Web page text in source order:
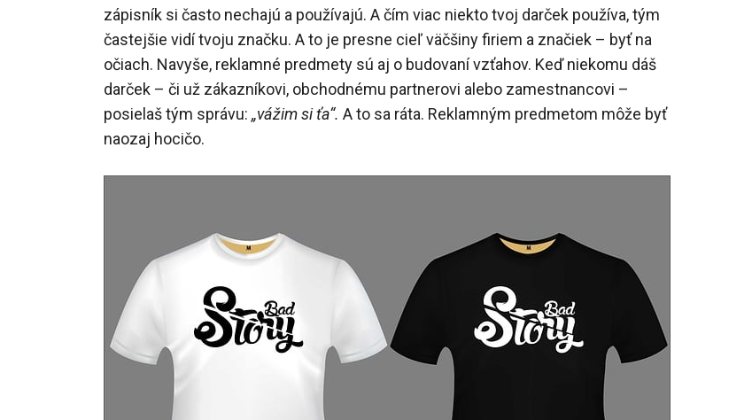
zápisník si často nechajú a používajú. A čím viac niekto tvoj darček používa, tým
častejšie vidí tvoju značku. A to je presne cieľ väčšiny firiem a značiek – byť na
očiach. Navyše, reklamné predmety sú aj o budovaní vzťahov. Keď niekomu dáš
darček – či už zákazníkovi, obchodnému partnerovi alebo zamestnancovi –
posielaš tým správu: „vážim si ťa“. A to sa ráta. Reklamným predmetom môže byť
naozaj hocičo.